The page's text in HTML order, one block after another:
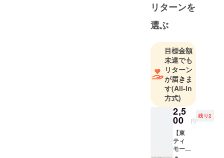
を通じて、
アジアの
人々と関わ
る仕事にも
関心を持
ち、アジア
の手芸品
フェアト
レード
ショップ
【BANDU
PLUS】を
2010年にス
タート。
リターンを
選ぶ
目標金額
未達でも
リターン
が届きま
す(All-in
方式)
2,5
00 円
残り2
【東
ティ
モール